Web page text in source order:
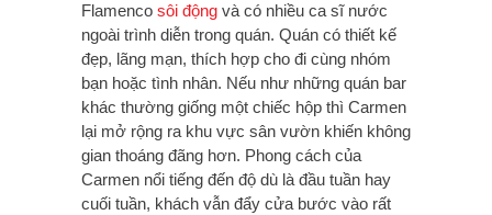
Flamenco sôi động và có nhiều ca sĩ nước
ngoài trình diễn trong quán. Quán có thiết kế
đẹp, lãng mạn, thích hợp cho đi cùng nhóm
bạn hoặc tình nhân. Nếu như những quán bar
khác thường giống một chiếc hộp thì Carmen
lại mở rộng ra khu vực sân vườn khiến không
gian thoáng đãng hơn. Phong cách của
Carmen nổi tiếng đến độ dù là đầu tuần hay
cuối tuần, khách vẫn đẩy cửa bước vào rất